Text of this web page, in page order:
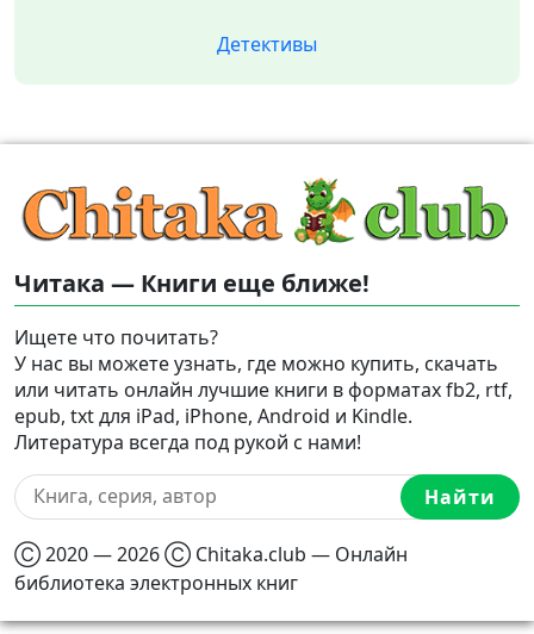
Детективы
Читака — Книги еще ближе!
Ищете что почитать?
У нас вы можете узнать, где можно купить, скачать
или читать онлайн лучшие книги в форматах fb2, rtf,
epub, txt для iPad, iPhone, Android и Kindle.
Литература всегда под рукой с нами!
Найти
Ⓒ 2020 — 2026 Ⓒ Chitaka.club — Онлайн
библиотека электронных книг